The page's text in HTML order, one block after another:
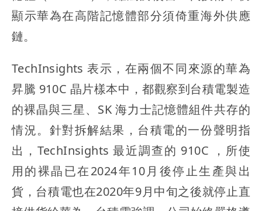
顯示華為在高階記憶體部分須倚重海外供應
鏈。
TechInsights 表示，在兩個不同來源的華為
昇騰 910C 晶片樣本中，都觀察到台積電製造
的裸晶與三星、SK 海力士記憶體組件共存的
情況。針對拆解結果，台積電的一份聲明指
出，TechInsights 最近調查的 910C ，所使
用的裸晶已在2024年10月後停止生產與出
貨，台積電也在2020年9月中旬之後就停止直